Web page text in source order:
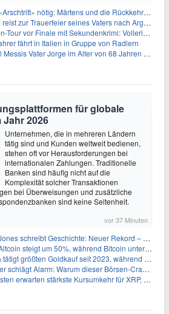
nötig: Märtens und die Rückkehr nach Paris
zur Trauerfeier seines Vaters nach Argentinien
Tour vor Finale mit Sekundenkrimi: Vollering in Gelb
fährt in Italien in Gruppe von Radlern
Vater Jorge im Alter von 68 Jahren gestorben
für globale
Jahr 2026
Unternehmen, die in mehreren Ländern
tätig sind und Kunden weltweit bedienen,
stehen oft vor Herausforderungen bei
internationalen Zahlungen. Traditionelle
Banken sind häufig nicht auf die
Komplexität solcher Transaktionen
bei Überweisungen und zusätzliche
sind keine Seltenheit.
vor 37 Minuten
Geschichte: Neuer Rekord – und Amazon knackt die nächste Billionen-Marke
steigt um 50%, während Bitcoin unter $65.000 fällt
größten Goldkauf seit 2023, während Goldpreis um 8% steigt
Alarm: Warum dieser Börsen-Crash die beste Einstiegschance seit Monaten ist
stärkste Kursumkehr für XRP, während Polymarket skeptisch bleibt